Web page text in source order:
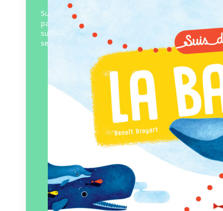
Sur le chemin qui serpente de page en
page, à toi de choisir quel cétacé tu vas
suivre ! Veux-tu voir comment la baleine
se nourrit ou assister…
Éditeur :La Cabane bleue
Paru le
21/03/2025